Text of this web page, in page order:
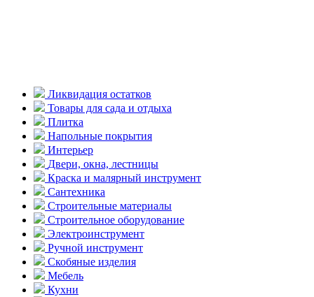
Ликвидация остатков
Товары для сада и отдыха
Плитка
Напольные покрытия
Интерьер
Двери, окна, лестницы
Краска и малярный инструмент
Сантехника
Строительные материалы
Строительное оборудование
Электроинструмент
Ручной инструмент
Скобяные изделия
Мебель
Кухни